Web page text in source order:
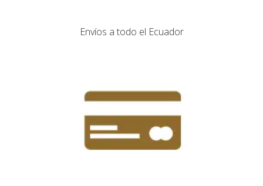
Envíos​ a todo el Ecuador